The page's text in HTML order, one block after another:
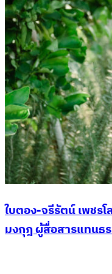
ใบตอง-จรีรัตน์ เพชร
มงกุฎ ผู้สื่อสารแทนธ